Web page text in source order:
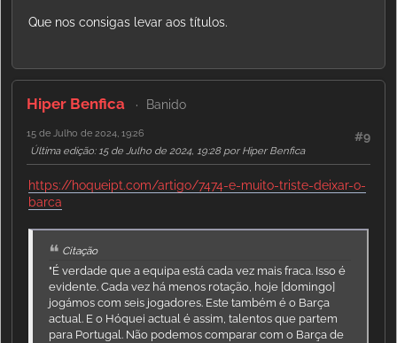
Que nos consigas levar aos títulos.
Hiper Benfica Banido
#9
15 de Julho de 2024, 19:26
Última edição: 15 de Julho de 2024, 19:28 por Hiper Benfica
https://hoqueipt.com/artigo/7474-e-muito-triste-deixar-o-
barca
Citação
"É verdade que a equipa está cada vez mais fraca. Isso é
evidente. Cada vez há menos rotação, hoje [domingo]
jogámos com seis jogadores. Este também é o Barça
actual. E o Hóquei actual é assim, talentos que partem
para Portugal. Não podemos comparar com o Barça de